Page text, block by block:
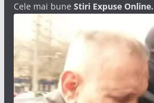
Cele mai bune Stiri Expuse Online.